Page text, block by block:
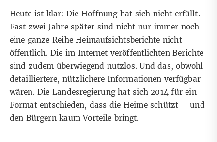
Heute ist klar: Die Hoffnung hat sich nicht erfüllt.
Fast zwei Jahre später sind nicht nur immer noch
eine ganze Reihe Heimaufsichtsberichte nicht
öffentlich. Die im Internet veröffentlichten Berichte
sind zudem überwiegend nutzlos. Und das, obwohl
detailliertere, nützlichere Informationen verfügbar
wären. Die Landesregierung hat sich 2014 für ein
Format entschieden, dass die Heime schützt – und
den Bürgern kaum Vorteile bringt.